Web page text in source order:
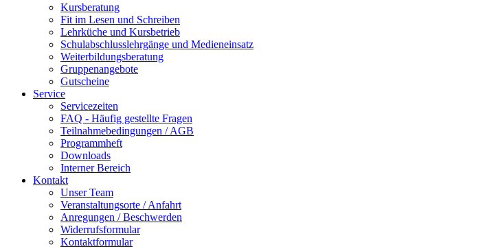
Kursberatung
Fit im Lesen und Schreiben
Lehrküche und Kursbetrieb
Schulabschlusslehrgänge und Medieneinsatz
Weiterbildungsberatung
Gruppenangebote
Gutscheine
Service
Servicezeiten
FAQ - Häufig gestellte Fragen
Teilnahmebedingungen / AGB
Programmheft
Downloads
Interner Bereich
Kontakt
Unser Team
Veranstaltungsorte / Anfahrt
Anregungen / Beschwerden
Widerrufsformular
Kontaktformular